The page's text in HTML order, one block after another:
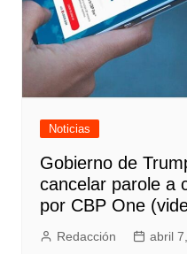
Noticias
Gobierno de
cancelar parole a
por CBP One
Redacción abril